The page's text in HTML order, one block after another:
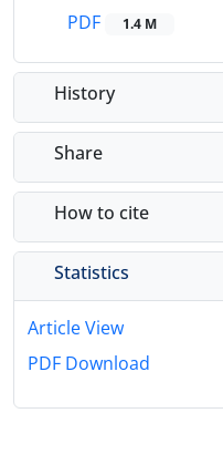
PDF
1.4 M
History
Share
How to cite
Statistics
Article View
PDF Download